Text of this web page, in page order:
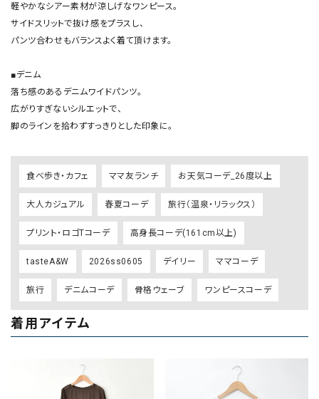
軽やかなシアー素材が涼しげなワンピース。
サイドスリットで抜け感をプラスし、
パンツ合わせもバランスよく着て頂けます。
■デニム
落ち感のあるデニムワイドパンツ。
広がりすぎないシルエットで、
脚のラインを拾わずすっきりとした印象に。
食べ歩き・カフェ ママ友ランチ お天気コーデ_26度以上
大人カジュアル 春夏コーデ 旅行（温泉・リラックス）
プリント・ロゴTコーデ 高身長コーデ(161cm以上)
tasteA&W 2026ss0605 デイリー ママコーデ
旅行 デニムコーデ 骨格ウェーブ ワンピースコーデ
着用アイテム